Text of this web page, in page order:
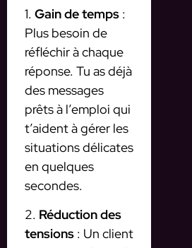
1. Gain de temps :
Plus besoin de
réfléchir à chaque
réponse. Tu as déjà
des messages
prêts à l’emploi qui
t’aident à gérer les
situations délicates
en quelques
secondes.
2. Réduction des
tensions : Un client